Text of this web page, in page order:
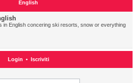
English
in English concering ski resorts, snow or everything
Login • Iscriviti